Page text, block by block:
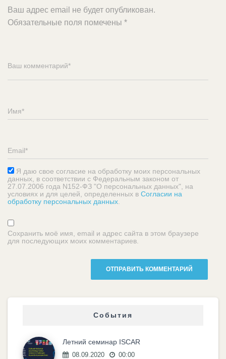
Ваш адрес email не будет опубликован.
Обязательные поля помечены *
Я даю свое согласие на обработку моих персональных
данных, в соответствии с Федеральным законом от
27.07.2006 года N152-ФЗ "О персональных данных", на
условиях и для целей, определенных в Согласии на
обработку персональных данных
Сохранить моё имя, email и адрес сайта в этом браузере
для последующих моих комментариев.
События
Летний семинар ISCAR
08.09.2020 00:00